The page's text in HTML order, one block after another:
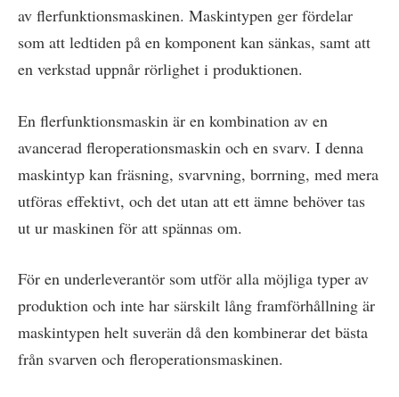
av flerfunktionsmaskinen. Maskintypen ger fördelar
som att ledtiden på en komponent kan sänkas, samt att
en verkstad uppnår rörlighet i produktionen.
En flerfunktionsmaskin är en kombination av en
avancerad fleroperationsmaskin och en svarv. I denna
maskintyp kan fräsning, svarvning, borrning, med mera
utföras effektivt, och det utan att ett ämne behöver tas
ut ur maskinen för att spännas om.
För en underleverantör som utför alla möjliga typer av
produktion och inte har särskilt lång framförhållning är
maskintypen helt suverän då den kombinerar det bästa
från svarven och fleroperationsmaskinen.